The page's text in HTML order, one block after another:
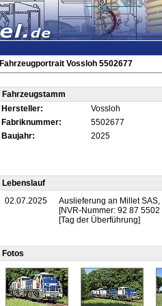
Fahrzeugportrait Vossloh 5502677
Fahrzeugstamm
Hersteller:
Vossloh
Fabriknummer:
5502677
Baujahr:
2025
Lebenslauf
02.07.2025
Auslieferung an Millet SAS,
[NVR-Nummer: 92 87
[Tag der Überführung]
Fotos